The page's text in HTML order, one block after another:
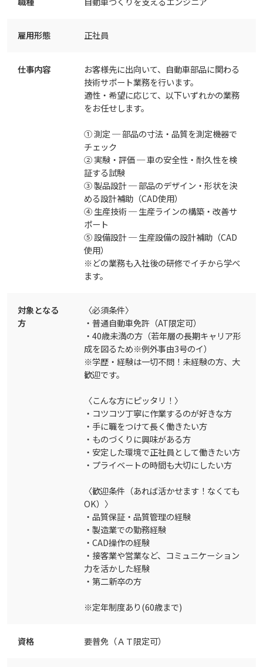
雇用形態 正社員
仕事内容
お客様先に出向いて、自動車部品に関わる
技術サポート業務を行います。
適性・希望に応じて、以下いずれかの業務
をお任せします。
① 測定 ─ 部品の寸法・品質を測定機器で
チェック
② 実験・評価 ─ 車の安全性・耐久性を検
証する試験
③ 製品設計 ─ 部品のデザイン・形状を決
める設計補助（CAD使用）
④ 生産技術 ─ 生産ラインの構築・改善サ
ポート
⑤ 設備設計 ─ 生産設備の設計補助（CAD
使用）
※どの業務も入社後の研修でイチから学べ
ます。
対象となる
方
〈必須条件〉
・普通自動車免許（AT限定可）
・40歳未満の方（若年層の長期キャリア形
成を図るため※例外事由3号のイ）
※学歴・経験は一切不問！未経験の方、大
歓迎です。
〈こんな方にピッタリ！〉
・コツコツ丁寧に作業するのが好きな方
・手に職をつけて長く働きたい方
・ものづくりに興味がある方
・安定した環境で正社員として働きたい方
・プライベートの時間も大切にしたい方
〈歓迎条件（あれば活かせます！なくても
OK）〉
・品質保証・品質管理の経験
・製造業での勤務経験
・CAD操作の経験
・接客業や営業など、コミュニケーション
力を活かした経験
・第二新卒の方
※定年制度あり(60歳まで)
資格 要普免（ＡＴ限定可）